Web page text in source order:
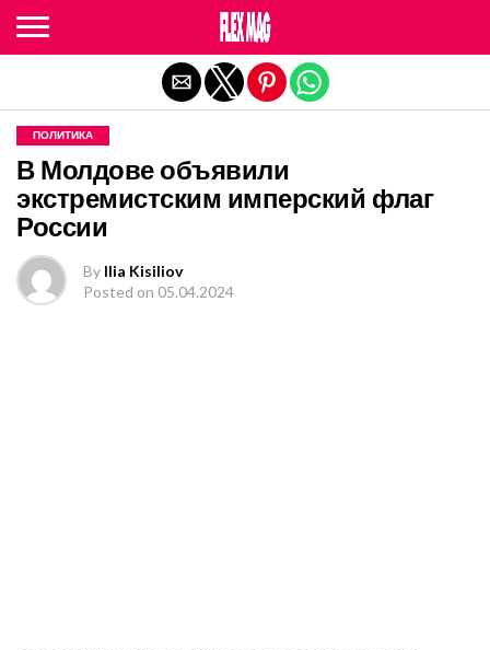
ПОЛИТИКА
В Молдове объявили
экстремистским имперский флаг
России
By Ilia Kisiliov
Posted on 05.04.2024
Exit mobile version